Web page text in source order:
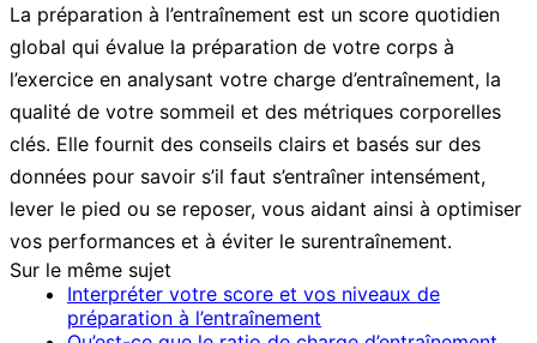
La préparation à l’entraînement est un score quotidien
global qui évalue la préparation de votre corps à
l’exercice en analysant votre charge d’entraînement, la
qualité de votre sommeil et des métriques corporelles
clés. Elle fournit des conseils clairs et basés sur des
données pour savoir s’il faut s’entraîner intensément,
lever le pied ou se reposer, vous aidant ainsi à optimiser
vos performances et à éviter le surentraînement.
Sur le même sujet
Interpréter votre score et vos niveaux de
préparation à l’entraînement